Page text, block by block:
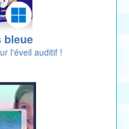
bleue
l'éveil auditif !